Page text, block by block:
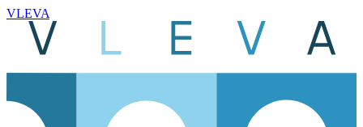
VLEVA